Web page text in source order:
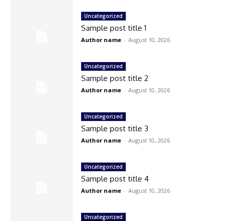
Uncategorized
Sample post title 1
Author name - August 10, 2026
Uncategorized
Sample post title 2
Author name - August 10, 2026
Uncategorized
Sample post title 3
Author name - August 10, 2026
Uncategorized
Sample post title 4
Author name - August 10, 2026
Uncategorized